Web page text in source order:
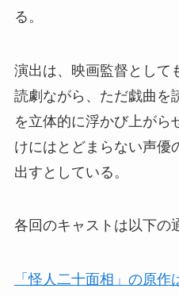
る。
演出は、映画監督として
読劇ながら、ただ戯曲を
を立体的に浮かび上がら
けにはとどまらない声優
出すとしている。
各回のキャストは以下の
「怪人二十面相」の原作